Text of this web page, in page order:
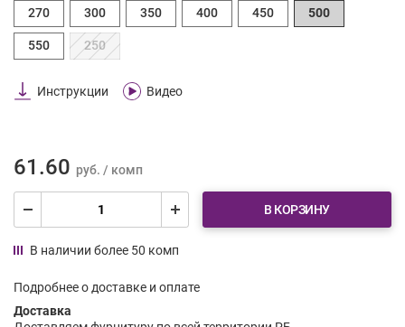
270
300 350 400 450 500
550 250
Инструкции Видео
61.60 руб. / комп
В КОРЗИНУ
В наличии более 50 комп
Подробнее о доставке и оплате
Доставка